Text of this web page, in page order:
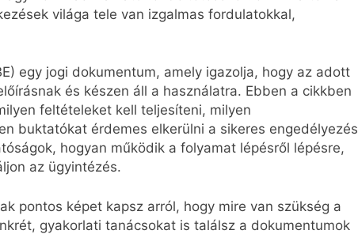
világa tele van izgalmas fordulatokkal,
egy jogi dokumentum, amely igazolja, hogy az adott
és készen áll a használatra. Ebben a cikkben
feltételeket kell teljesíteni, milyen
buktatókat érdemes elkerülni a sikeres engedélyezés
hogyan működik a folyamat lépésről lépésre,
az ügyintézés.
pontos képet kapsz arról, hogy mire van szükség a
gyakorlati tanácsokat is találsz a dokumentumok